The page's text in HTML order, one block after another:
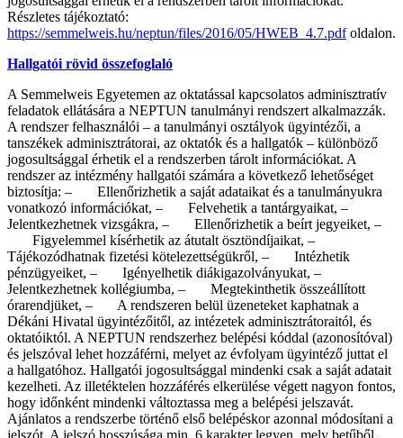
Részletes tájékoztató:
https://semmelweis.hu/neptun/files/2016/05/HWEB_4.7.pdfoldalon.
Hallgatói rövid összefoglaló
A Semmelweis Egyetemen az oktatással kapcsolatos adminisztratív
feladatok ellátására a NEPTUN tanulmányi rendszert alkalmazzák.
A rendszer felhasználói – a tanulmányi osztályok ügyintézői, a
tanszékek adminisztrátorai, az oktatók és a hallgatók – különböző
jogosultsággal érhetik el a rendszerben tárolt információkat. A
rendszer az intézmény hallgatói számára a következő lehetőséget
biztosítja: – Ellenőrizhetik a saját adataikat és a tanulmányukra
vonatkozó információkat, – Felvehetik a tantárgyaikat, –
Jelentkezhetnek vizsgákra, – Ellenőrizhetik a beírt jegyeiket, –
Figyelemmel kísérhetik az átutalt ösztöndíjaikat, –
Tájékozódhatnak fizetési kötelezettségükről, – Intézhetik
pénzügyeiket, – Igényelhetik diákigazolványukat, –
Jelentkezhetnek kollégiumba, – Megtekinthetik összeállított
órarendjüket, – A rendszeren belül üzeneteket kaphatnak a
Dékáni Hivatal ügyintézőitől, az intézetek adminisztrátoraitól, és
oktatóiktól. A NEPTUN rendszerhez belépési kóddal (azonosítóval)
és jelszóval lehet hozzáférni, melyet az évfolyam ügyintéző juttat el
a hallgatóhoz. Hallgatói jogosultsággal mindenki csak a saját adatait
kezelheti. Az illetéktelen hozzáférés elkerülése végett nagyon fontos,
hogy időnként mindenki változtassa meg a belépési jelszavát.
Ajánlatos a rendszerbe történő első belépéskor azonnal módosítani a
jelszót. A jelszó hosszúsága min. 6 karakter legyen, mely betűből,